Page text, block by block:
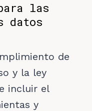
las
datos
de
y la ley
incluir el
y